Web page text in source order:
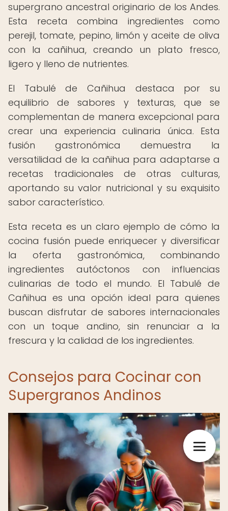
supergrano ancestral originario de los Andes.
Esta receta combina ingredientes como
perejil, tomate, pepino, limón y aceite de oliva
con la cañihua, creando un plato fresco,
ligero y lleno de nutrientes.
El Tabulé de Cañihua destaca por su
equilibrio de sabores y texturas, que se
complementan de manera excepcional para
crear una experiencia culinaria única. Esta
fusión gastronómica demuestra la
versatilidad de la cañihua para adaptarse a
recetas tradicionales de otras culturas,
aportando su valor nutricional y su exquisito
sabor característico.
Esta receta es un claro ejemplo de cómo la
cocina fusión puede enriquecer y diversificar
la oferta gastronómica, combinando
ingredientes autóctonos con influencias
culinarias de todo el mundo. El Tabulé de
Cañihua es una opción ideal para quienes
buscan disfrutar de sabores internacionales
con un toque andino, sin renunciar a la
frescura y la calidad de los ingredientes.
Consejos para Cocinar con
Supergranos Andinos